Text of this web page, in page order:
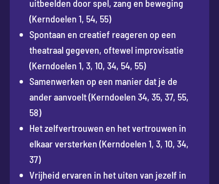
uitbeelden door spel, zang en beweging
(Kerndoelen 1, 54, 55)
Spontaan en creatief reageren op een
theatraal gegeven, oftewel improvisatie
(Kerndoelen 1, 3, 10, 34, 54, 55)
Samenwerken op een manier dat je de
ander aanvoelt (Kerndoelen 34, 35, 37, 55,
58)
Het zelfvertrouwen en het vertrouwen in
elkaar versterken (Kerndoelen 1, 3, 10, 34,
37)
Vrijheid ervaren in het uiten van jezelf in